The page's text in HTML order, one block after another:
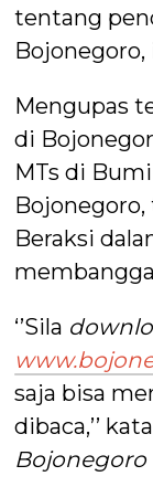
tentang
Mengupas
di
MTs di
Beraksi
‘’Sila
saja bisa
dibaca,’’
Bojonegoro